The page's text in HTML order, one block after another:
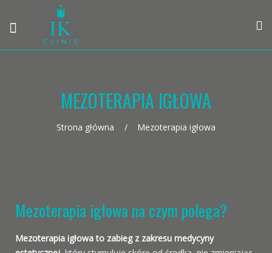
MEZOTERAPIA IGŁOWA
Strona główna Mezoterapia igłowa
Mezoterapia igłowa na czym polega?
Mezoterapia igłowa to zabieg z zakresu medycyny